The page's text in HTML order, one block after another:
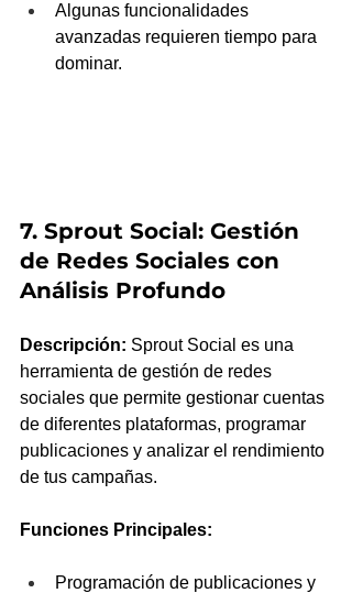
Algunas funcionalidades
avanzadas requieren tiempo para
dominar.
7. Sprout Social: Gestión
de Redes Sociales con
Análisis Profundo
Descripción: Sprout Social es una
herramienta de gestión de redes
sociales que permite gestionar cuentas
de diferentes plataformas, programar
publicaciones y analizar el rendimiento
de tus campañas.
Funciones Principales:
Programación de publicaciones y